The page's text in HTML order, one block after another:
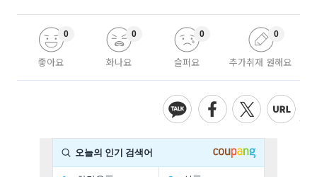
좋아요
0
화나요
0
슬퍼요
0
추가취재 원해요
0